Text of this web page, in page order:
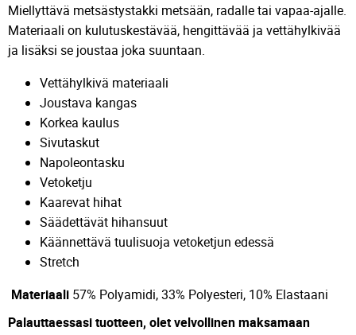
Miellyttävä metsästystakki metsään, radalle tai vapaa-ajalle.
Materiaali on kulutuskestävää, hengittävää ja vettähylkivää
ja lisäksi se joustaa joka suuntaan.
Vettähylkivä materiaali
Joustava kangas
Korkea kaulus
Sivutaskut
Napoleontasku
Vetoketju
Kaarevat hihat
Säädettävät hihansuut
Käännettävä tuulisuoja vetoketjun edessä
Stretch
Materiaali 57% Polyamidi, 33% Polyesteri, 10% Elastaani
Palauttaessasi tuotteen, olet velvollinen maksamaan